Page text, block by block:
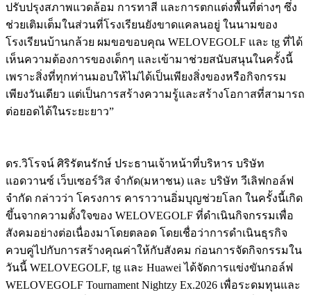
ปรับปรุงสภาพแวดล้อม การทาสี และการตกแต่งพื้นที่ต่างๆ ซึ่ง
ช่วยเติมเต็มในส่วนที่โรงเรียนยังขาดแคลนอยู่ ในนามของ
โรงเรียนบ้านกล้วย ผมขอขอบคุณ WELOVEGOLF และ tg ที่ได้
เห็นความต้องการของเด็กๆ และเข้ามาช่วยสนับสนุนในครั้งนี้
เพราะสิ่งที่ทุกท่านมอบให้ไม่ได้เป็นเพียงสิ่งของหรือกิจกรรม
เพียงวันเดียว แต่เป็นการสร้างความรู้และสร้างโอกาสที่สามารถ
ต่อยอดได้ในระยะยาว”
ดร.วิโรจน์ ศิริรัตนรักษ์ ประธานเจ้าหน้าที่บริหาร บริษัท
แอดวานซ์ เว็บเซอร์วิส จำกัด(มหาชน) และ บริษัท วีเลิฟกอล์ฟ
จำกัด กล่าวว่า โครงการ คาราวานอิ่มบุญช่วยโลก ในครั้งนี้เกิด
ขึ้นจากความตั้งใจของ WELOVEGOLF ที่ดำเนินกิจกรรมเพื่อ
สังคมอย่างต่อเนื่องมาโดยตลอด โดยเชื่อว่าการดำเนินธุรกิจ
ควบคู่ไปกับการสร้างคุณค่าให้กับสังคม ก่อนการจัดกิจกรรมใน
วันนี้ WELOVEGOLF, tg และ Huawei ได้จัดการแข่งขันกอล์ฟ
WELOVEGOLF Tournament Nightzy Ex.2026 เพื่อระดมทุนและ